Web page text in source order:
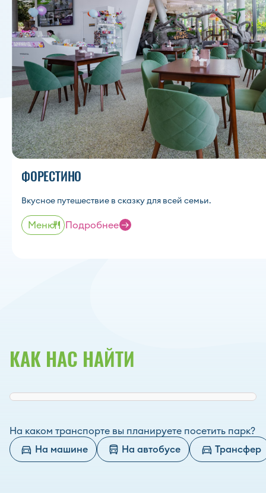
ФОРЕСТИНО
Вкусное путешествие в сказку для всей семьи.
Меню Подробнее
КАК НАС НАЙТИ
На каком транспорте вы планируете посетить парк?
На машине
На автобусе Трансфер